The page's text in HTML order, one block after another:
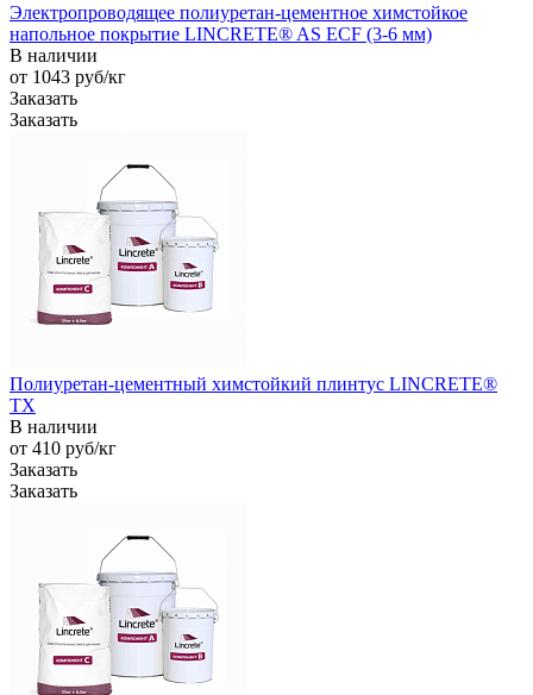
Электропроводящее полиуретан-цементное химстойкое
напольное покрытие LINCRETE® AS ECF (3-6 мм)
В наличии
от 1043 руб/кг
Заказать
Заказать
Полиуретан-цементный химстойкий плинтус LINCRETE®
TX
В наличии
от 410 руб/кг
Заказать
Заказать